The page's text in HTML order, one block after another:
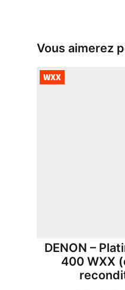
Vous aimerez
WXX
DENON –
400 WXX